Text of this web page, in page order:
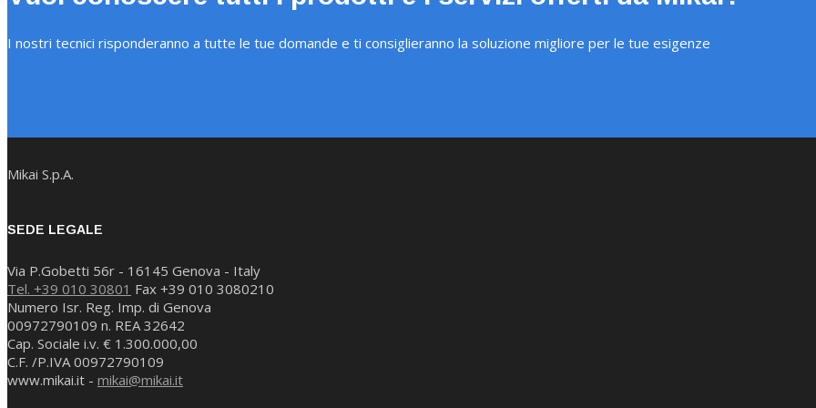
I nostri tecnici risponderanno a tutte le tue domande e ti consiglieranno la soluzione migliore per le tue esigenze
Mikai S.p.A.
SEDE LEGALE
Via P.Gobetti 56r - 16145 Genova - Italy
Tel. +39 010 30801 Fax +39 010 3080210
Numero Isr. Reg. Imp. di Genova
00972790109 n. REA 32642
Cap. Sociale i.v. € 1.300.000,00
C.F. /P.IVA 00972790109
www.mikai.it - mikai@mikai.it